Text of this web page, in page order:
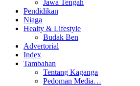
Jawa Tengah
Pendidikan
Niaga
Healty & Lifestyle
Budak Ben
Advertorial
Index
Tambahan
Tentang Kaganga
Pedoman Media…